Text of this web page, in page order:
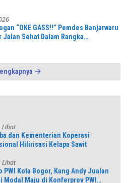
“OKE GASS!!” Pemdes Banjarwaru
Jalan Sehat Dalam Rangka
Lihat
dan Kementerian Koperasi
Hilirisasi Kelapa Sawit
Lihat
PWI Kota Bogor, Kang Andy Jualan
Modal Maju di Konferprov PWI